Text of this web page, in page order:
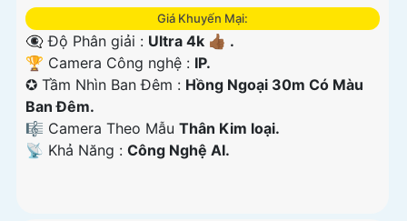
Giá Khuyến Mại:
👁️‍🗨 Độ Phân giải : Ultra 4k 👍🏾 .
🏆 Camera Công nghệ : IP.
✪ Tầm Nhìn Ban Đêm : Hồng Ngoại 30m Có Màu
Ban Ðêm.
🎼️ Camera Theo Mẫu Thân Kim loại.
️📡 Khả Năng : Công Nghệ AI.